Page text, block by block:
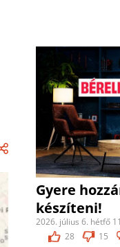
Gyere
készíteni!
2026. július 6. hétfő
28
15